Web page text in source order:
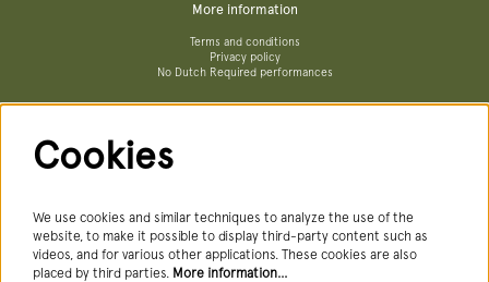
More information
Terms and conditions
Privacy policy
No Dutch Required performances
Newsletter
Cookies
We use cookies and similar techniques to analyze the use of the
website, to make it possible to display third-party content such as
videos, and for various other applications. These cookies are also
placed by third parties. More information…